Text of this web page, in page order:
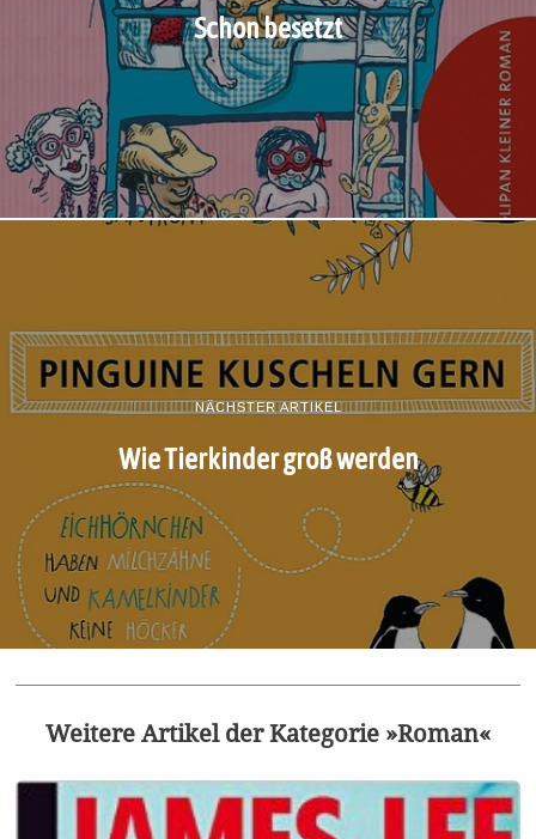
Schon besetzt
NÄCHSTER ARTIKEL
Wie Tierkinder groß werden
Weitere Artikel der Kategorie »Roman«